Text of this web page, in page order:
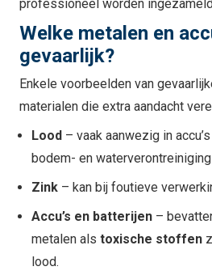
professioneel worden
Welke metalen en
gevaarlijk?
Enkele voorbeelden van
materialen die extra aandacht
Lood – vaak aanwezig in
bodem- en
Zink – kan bij foutieve
Accu’s en batterijen –
metalen als toxische stoffen
lood.